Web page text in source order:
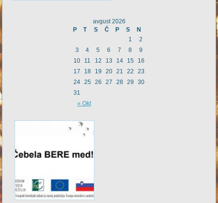
avgust 2026
P
T S Č P S N
« Okt
1
2
3
4 5 6 7 8
9
10
11 12 13 14 15
16
17
18 19 20 21 22
23
24 25 26 27 28 29
30
31